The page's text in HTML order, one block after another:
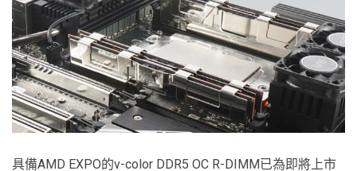
具備AMD EXPO的v-color DDR5 OC R-DIMM已為即將上市